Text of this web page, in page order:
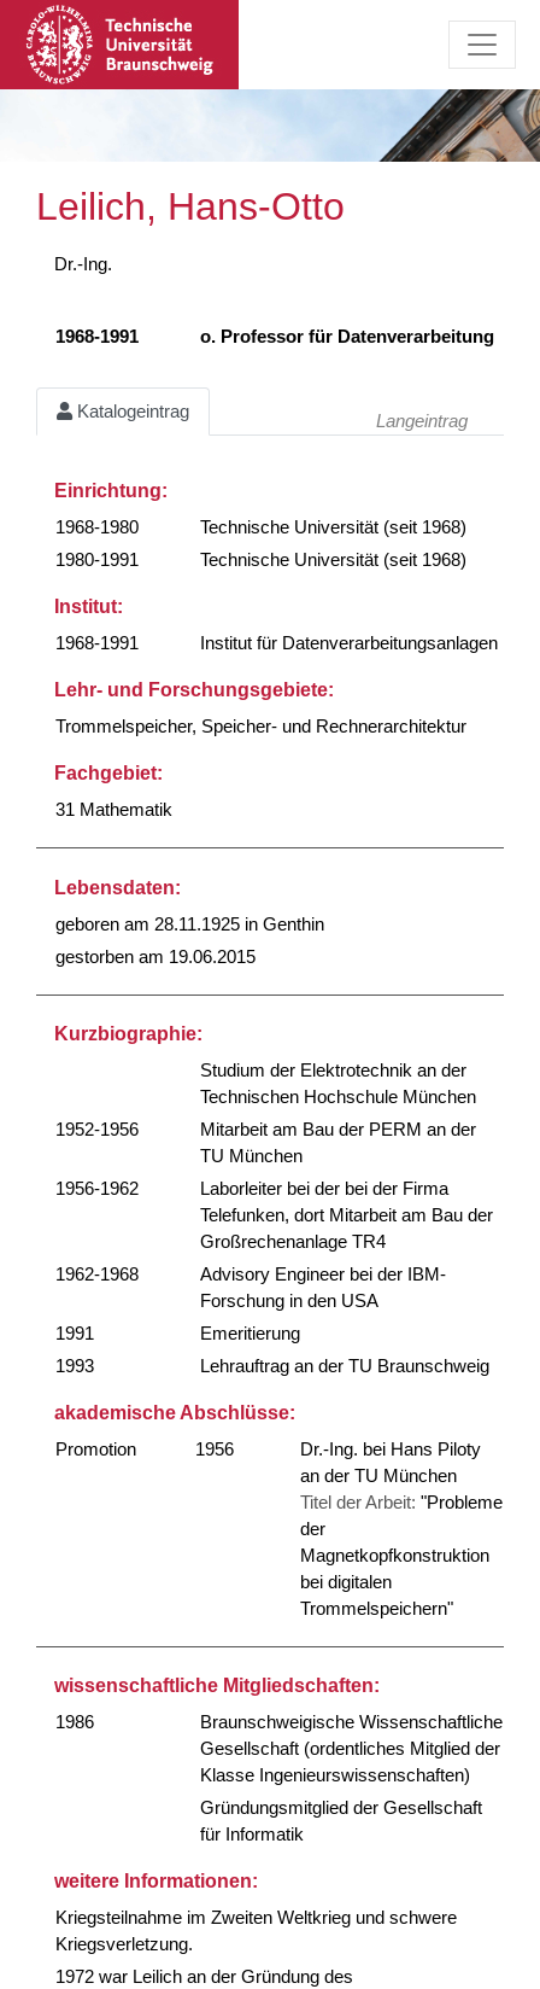
Leilich, Hans-Otto
Dr.-Ing.
1968-1991 o. Professor für Datenverarbeitung
Katalogeintrag Langeintrag
Einrichtung:
1968-1980
Technische Universität (seit 1968)
1980-1991
Technische Universität (seit 1968)
Institut:
1968-1991
Institut für Datenverarbeitungsanlagen
Lehr- und Forschungsgebiete:
Trommelspeicher, Speicher- und Rechnerarchitektur
Fachgebiet:
31 Mathematik
Lebensdaten:
geboren am 28.11.1925 in Genthin
gestorben am 19.06.2015
Kurzbiographie:
Studium der Elektrotechnik an der
Technischen Hochschule München
1952-1956
Mitarbeit am Bau der PERM an der
TU München
1956-1962
Laborleiter bei der bei der Firma
Telefunken, dort Mitarbeit am Bau der
Großrechenanlage TR4
1962-1968
Advisory Engineer bei der IBM-
Forschung in den USA
1991
Emeritierung
1993
Lehrauftrag an der TU Braunschweig
akademische Abschlüsse:
Promotion
1956
Dr.-Ing. bei Hans Piloty
an der TU München
Titel der Arbeit: "Probleme
der
Magnetkopfkonstruktion
bei digitalen
Trommelspeichern"
wissenschaftliche Mitgliedschaften:
1986
Braunschweigische Wissenschaftliche
Gesellschaft (ordentliches Mitglied der
Klasse Ingenieurswissenschaften)
Gründungsmitglied der Gesellschaft
für Informatik
weitere Informationen:
Kriegsteilnahme im Zweiten Weltkrieg und schwere
Kriegsverletzung.
1972 war Leilich an der Gründung des